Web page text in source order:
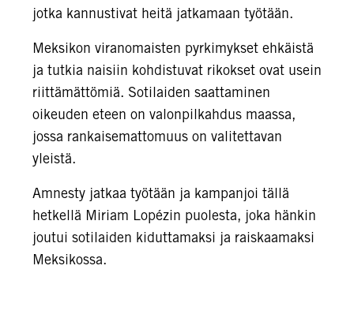
jotka kannustivat heitä jatkamaan työtään.
Meksikon viranomaisten pyrkimykset ehkäistä
ja tutkia naisiin kohdistuvat rikokset ovat usein
riittämättömiä. Sotilaiden saattaminen
oikeuden eteen on valonpilkahdus maassa,
jossa rankaisemattomuus on valitettavan
yleistä.
Amnesty jatkaa työtään ja kampanjoi tällä
hetkellä Miriam Lopézin puolesta, joka hänkin
joutui sotilaiden kiduttamaksi ja raiskaamaksi
Meksikossa.